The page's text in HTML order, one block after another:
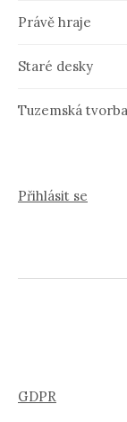
Právě hraje
Staré desky
Tuzemská tvorba
Přihlásit se
GDPR